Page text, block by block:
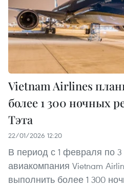
Vietnam Airlines
более 1 300 ночных
Тэта
22/01/2026 12:20
В период с 1 февраля по 3
авиакомпания Vietnam
выполнить более 1 300